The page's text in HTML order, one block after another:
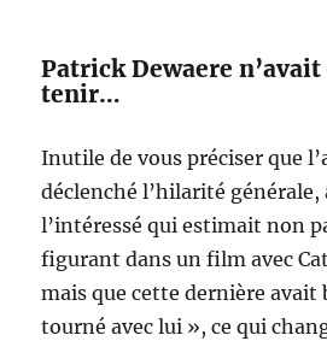
Patrick Dewaere n’avait
tenir…
Inutile de vous préciser que
déclenché l’hilarité générale,
l’intéressé qui estimait non
figurant dans un film avec
mais que cette dernière avait
tourné avec lui », ce qui